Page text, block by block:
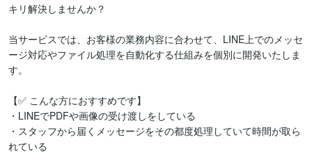
キリ解決しませんか？
当サービスでは、お客様の業務内容に合わせて、LINE上でのメッセ
ージ対応やファイル処理を自動化する仕組みを個別に開発いたしま
す。
【✅ こんな方におすすめです】
・LINEでPDFや画像の受け渡しをしている
・スタッフから届くメッセージをその都度処理していて時間が取ら
れている